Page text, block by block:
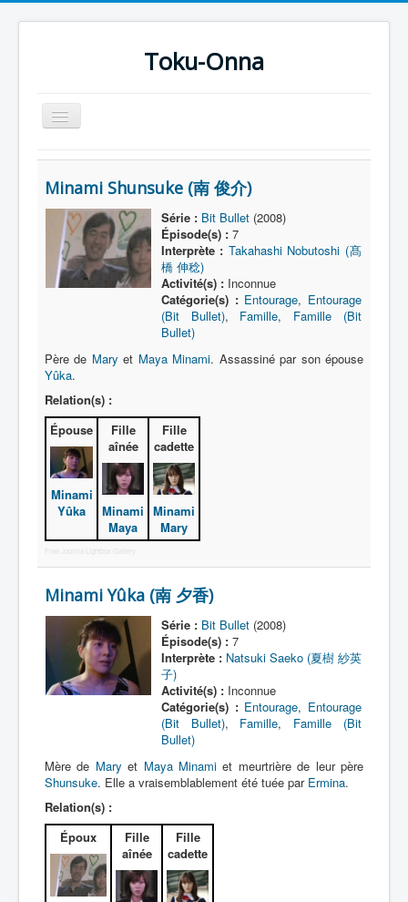
Toku-Onna
Basculer
la
Accueil
Toku-Actrices
Toku-Critiques
Séries
Films
Artiste Asperger
Lexique
Bit Bullet (ビット バレット)
Série
Personnages
Lieux
Épisodes
Chronologie
Références
XOR Corporation
Entourage
Déguisements
[]
Minami Shunsuke (南 俊介)
Série : Bit Bullet(2008)
Épisode(s) :7
Interprète : Takahashi Nobutoshi (髙
橋 伸稔)
Activité(s) :Inconnue
Catégorie(s) : Entourage, Entourage
(Bit Bullet), Famille, Famille (Bit
Bullet)
Père de Mary et Maya Minami. Assassiné par son épouse
Yûka.
Relation(s) :
Épouse
Minami
Yûka
Fille
aînée
Minami
Maya
Fille
cadette
Minami
Mary
Minami Yûka (南 夕香)
Série : Bit Bullet(2008)
Épisode(s) :7
Interprète : Natsuki Saeko (夏樹 紗英
子)
Activité(s) :Inconnue
Catégorie(s) : Entourage, Entourage
(Bit Bullet), Famille, Famille (Bit
Bullet)
Mère de Mary et Maya Minami et meurtrière de leur père
Shunsuke. Elle a vraisemblablement été tuée par Ermina.
Relation(s) :
Époux
Fille
aînée
Fille
cadette